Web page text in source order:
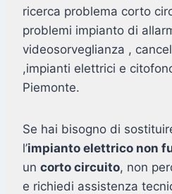
ricerca problema corto
problemi impianto di
videosorveglianza ,
,impianti elettrici e
Piemonte.
Se hai bisogno di
l’impianto elettrico non
un corto circuito, non
e richiedi assistenza